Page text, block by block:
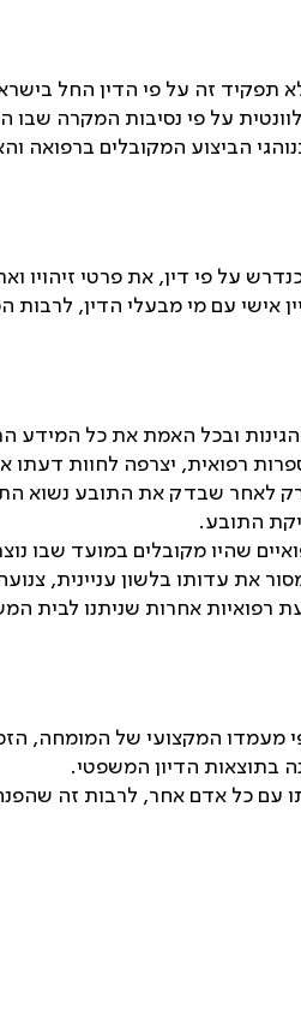
תפקיד זה על פי הדין החל
על פי נסיבות המקרה שבו
הביצוע המקובלים ברפואה
על פי דין, את פרטי זיהויו
אישי עם מי מבעלי הדין,
ובכל האמת את כל המידע
רפואית, יצרפה לחוות דעתו
רק לאחר שבדק את התובע נשוא
התובע.
שהיו מקובלים במועד שבו
את עדותו בלשון עניינית,
רפואיות אחרות שניתנו לבית
מעמדו המקצועי של המומחה,
בתוצאות הדיון המשפטי.
עם כל אדם אחר, לרבות זה